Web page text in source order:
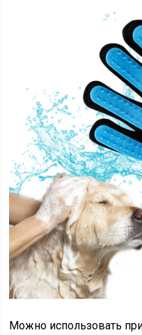
Можно использовать